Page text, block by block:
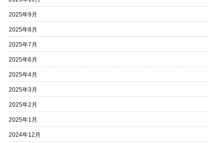
2025年9月
2025年8月
2025年7月
2025年6月
2025年4月
2025年3月
2025年2月
2025年1月
2024年12月